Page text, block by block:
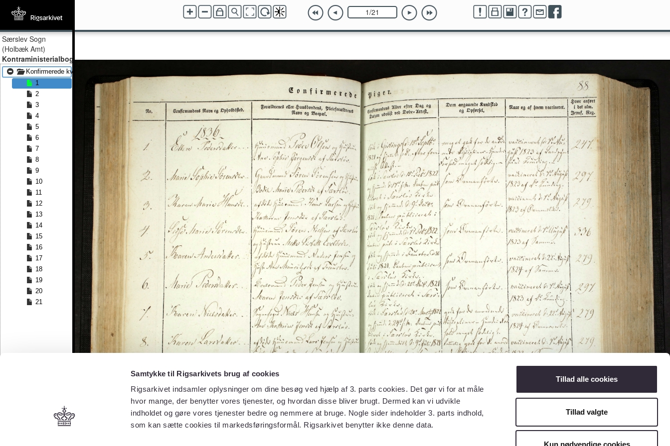
Samtykke til Rigsarkivets brug af cookies
Rigsarkivet indsamler oplysninger om dine besøg ved hjælp af 3. parts cookies. Det gør vi for at måle
hvor mange, der benytter vores tjenester, og hvordan disse bliver brugt. Dermed kan vi udvikle
indholdet og gøre vores tjenester bedre og nemmere at bruge. Nogle sider indeholder 3. parts indhold,
som kan sætte cookies til markedsføringsformål. Rigsarkivet benytter ikke denne data.
Tillad alle cookies
Tillad valgte
Kun nødvendige cookies
Særslev Sogn
(Holbæk Amt)
Kontraministerialbog
Konfirmerede kvinder 1836 - Konfirmerede kvinder 1857
1
2
3
4
5
6
7
8
9
10
11
12
13
14
15
16
17
18
19
20
21